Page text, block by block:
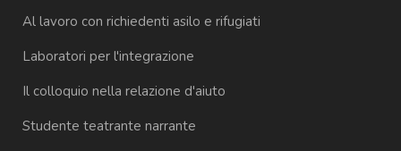
Al lavoro con richiedenti asilo e rifugiati
Laboratori per l'integrazione
Il colloquio nella relazione d'aiuto
Studente teatrante narrante